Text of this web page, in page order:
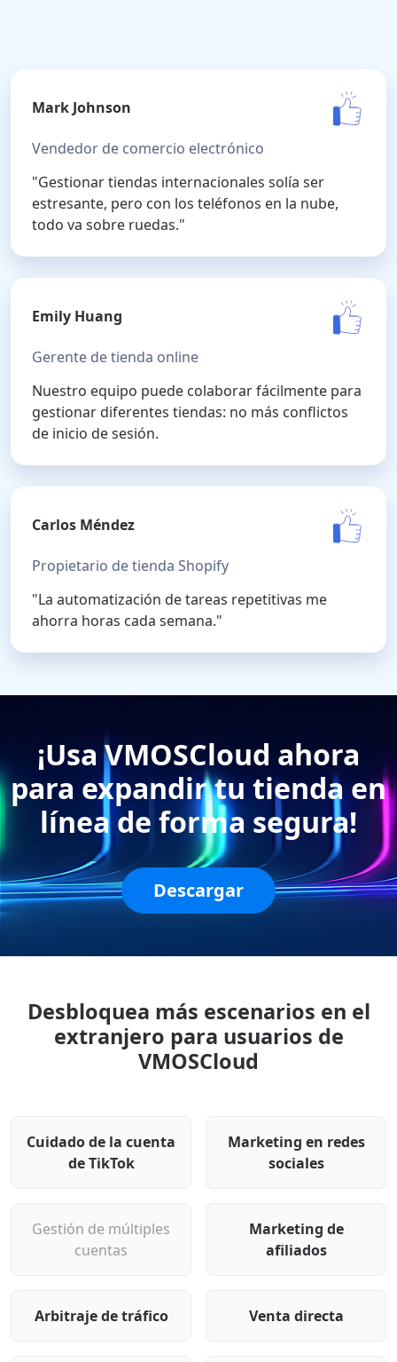
Mark Johnson
Vendedor de comercio electrónico
"Gestionar tiendas internacionales solía ser
estresante, pero con los teléfonos en la nube,
todo va sobre ruedas."
Emily Huang
Gerente de tienda online
Nuestro equipo puede colaborar fácilmente para
gestionar diferentes tiendas: no más conflictos
de inicio de sesión.
Carlos Méndez
Propietario de tienda Shopify
"La automatización de tareas repetitivas me
ahorra horas cada semana."
¡Usa VMOSCloud ahora
para expandir tu tienda en
línea de forma segura!
Descargar
Desbloquea más escenarios en el
extranjero para usuarios de
VMOSCloud
Cuidado de la cuenta
de TikTok
Marketing en redes
sociales
Gestión de múltiples
cuentas
Marketing de
afiliados
Arbitraje de tráfico Venta directa